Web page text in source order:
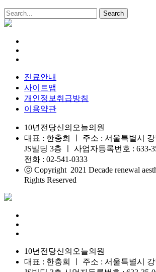
Search
진료안내
사이트맵
개인정보취급방침
이용약관
10년전당신의오늘의원
대표 : 한충희 ㅣ 주소 : 서울특별시
JS빌딩 3층 ㅣ 사업자등록번호 : 633-
전화 : 02-541-0333
ⓒ Copyright 2021 Decade renewal
Rights Reserved
10년전당신의오늘의원
대표 : 한충희 ㅣ 주소 : 서울특별시